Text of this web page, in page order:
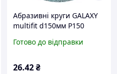
Абразивні круги GALAXY
multifit d150мм P150
Готово до відправки
26.42₴